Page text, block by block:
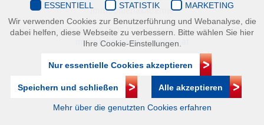
Immobilienakademie
Mariahilfer Straße 116/2.OG/2 1070 Wien | +43(1)505 32 50 |
immobilienakademie@ovi.at
ESSENTIELL STATISTIK
MARKETING
Wir verwenden Cookies zur Benutzerführung und Webanalyse, die
dabei helfen, diese Webseite zu verbessern. Bitte wählen Sie hier
Ihre Cookie-Einstellungen.
Nur essentielle Cookies akzeptieren
Speichern und schließen Alle akzeptieren
Mehr über die genutzten Cookies erfahren